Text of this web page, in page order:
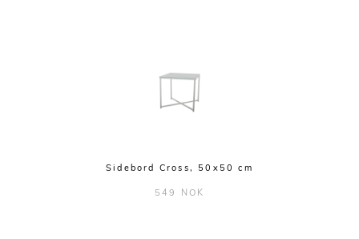
Sidebord Cross, 50x50 cm
549 NOK